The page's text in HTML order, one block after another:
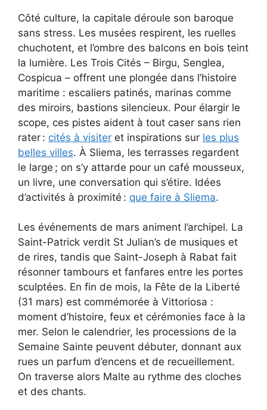
Côté culture, la capitale déroule son baroque
sans stress. Les musées respirent, les ruelles
chuchotent, et l’ombre des balcons en bois teint
la lumière. Les Trois Cités – Birgu, Senglea,
Cospicua – offrent une plongée dans l’histoire
maritime : escaliers patinés, marinas comme
des miroirs, bastions silencieux. Pour élargir le
scope, ces pistes aident à tout caser sans rien
rater : cités à visiter et inspirations sur les plus
belles villes. À Sliema, les terrasses regardent
le large ; on s’y attarde pour un café mousseux,
un livre, une conversation qui s’étire. Idées
d’activités à proximité : que faire à Sliema.
Les événements de mars animent l’archipel. La
Saint-Patrick verdit St Julian’s de musiques et
de rires, tandis que Saint-Joseph à Rabat fait
résonner tambours et fanfares entre les portes
sculptées. En fin de mois, la Fête de la Liberté
(31 mars) est commémorée à Vittoriosa :
moment d’histoire, feux et cérémonies face à la
mer. Selon le calendrier, les processions de la
Semaine Sainte peuvent débuter, donnant aux
rues un parfum d’encens et de recueillement.
On traverse alors Malte au rythme des cloches
et des chants.